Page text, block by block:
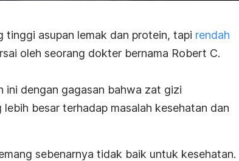
tinggi asupan lemak dan protein, tapi rendah
oleh seorang dokter bernama Robert C.
ini dengan gagasan bahwa zat gizi
besar terhadap masalah kesehatan dan
sebenarnya tidak baik untuk kesehatan.